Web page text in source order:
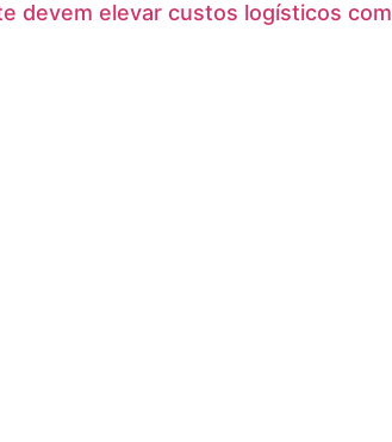
devem elevar custos logísticos com